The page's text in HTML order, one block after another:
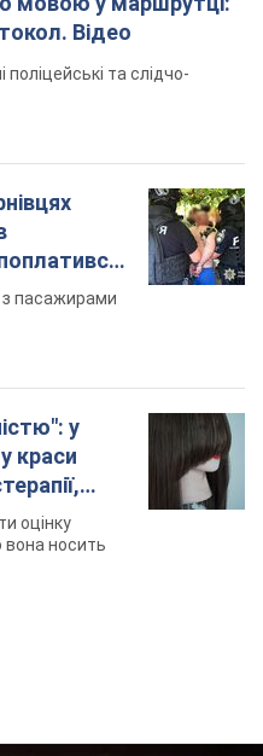
Відео
поліцейські та слідчо-
з пасажирами
у
краси
оцінку
вона носить